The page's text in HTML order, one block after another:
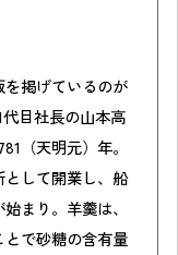
掲げているのが
代目社長の山本高
（天明元）年。
して開業し、船
まり。羊羹は、
で砂糖の含有量